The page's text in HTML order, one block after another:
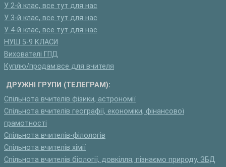
У 2-й клас, все тут для нас
У 3-й клас, все тут для нас
У 4-й клас, все тут для нас
НУШ 5-9 КЛАСИ
Вихователі ГПД
Куплю/продам:все для вчителя
ДРУЖНІ ГРУПИ (ТЕЛЕГРАМ):
Спільнота вчителів фізики, астрономії
Спільнота вчителів географії, економіки, фінансової
грамотності
Спільнота вчителів-філологів
Спільнота вчителів хімії
Спільнота вчителів біології, довкілля, пізнаємо природу, ЗБД